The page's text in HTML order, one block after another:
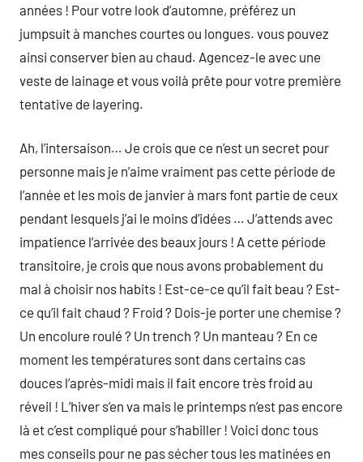
années ! Pour votre look d’automne, préférez un
jumpsuit à manches courtes ou longues. vous pouvez
ainsi conserver bien au chaud. Agencez-le avec une
veste de lainage et vous voilà prête pour votre première
tentative de layering.
Ah, l’intersaison… Je crois que ce n’est un secret pour
personne mais je n’aime vraiment pas cette période de
l’année et les mois de janvier à mars font partie de ceux
pendant lesquels j’ai le moins d’idées … J’attends avec
impatience l’arrivée des beaux jours ! A cette période
transitoire, je crois que nous avons probablement du
mal à choisir nos habits ! Est-ce-ce qu’il fait beau ? Est-
ce qu’il fait chaud ? Froid ? Dois-je porter une chemise ?
Un encolure roulé ? Un trench ? Un manteau ? En ce
moment les températures sont dans certains cas
douces l’après-midi mais il fait encore très froid au
réveil ! L’hiver s’en va mais le printemps n’est pas encore
là et c’est compliqué pour s’habiller ! Voici donc tous
mes conseils pour ne pas sécher tous les matinées en